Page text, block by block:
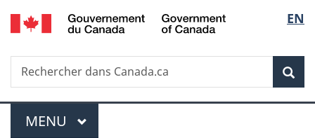
Passer
au
principal
Passer
à
Au
du
Passer
à
version
simplifiée
de
la
EN
Recherche
Rechercher
dans
Menu
MENU PRINCIPAL